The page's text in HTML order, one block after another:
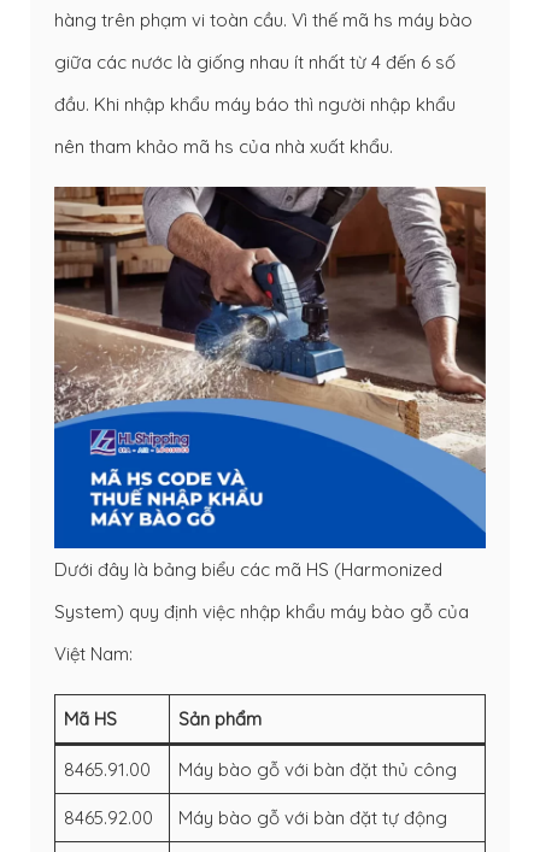
hàng trên phạm vi toàn cầu. Vì thế mã hs máy bào
giữa các nước là giống nhau ít nhất từ 4 đến 6 số
đầu. Khi nhập khẩu máy báo thì người nhập khẩu
nên tham khảo mã hs của nhà xuất khẩu.
Dưới đây là bảng biểu các mã HS (Harmonized
System) quy định việc nhập khẩu máy bào gỗ của
Việt Nam:
Mã HS Sản phẩm
8465.91.00 Máy bào gỗ với bàn đặt thủ công
8465.92.00 Máy bào gỗ với bàn đặt tự động